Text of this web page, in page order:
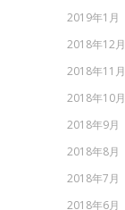
2019年1月
2018年12月
2018年11月
2018年10月
2018年9月
2018年8月
2018年7月
2018年6月